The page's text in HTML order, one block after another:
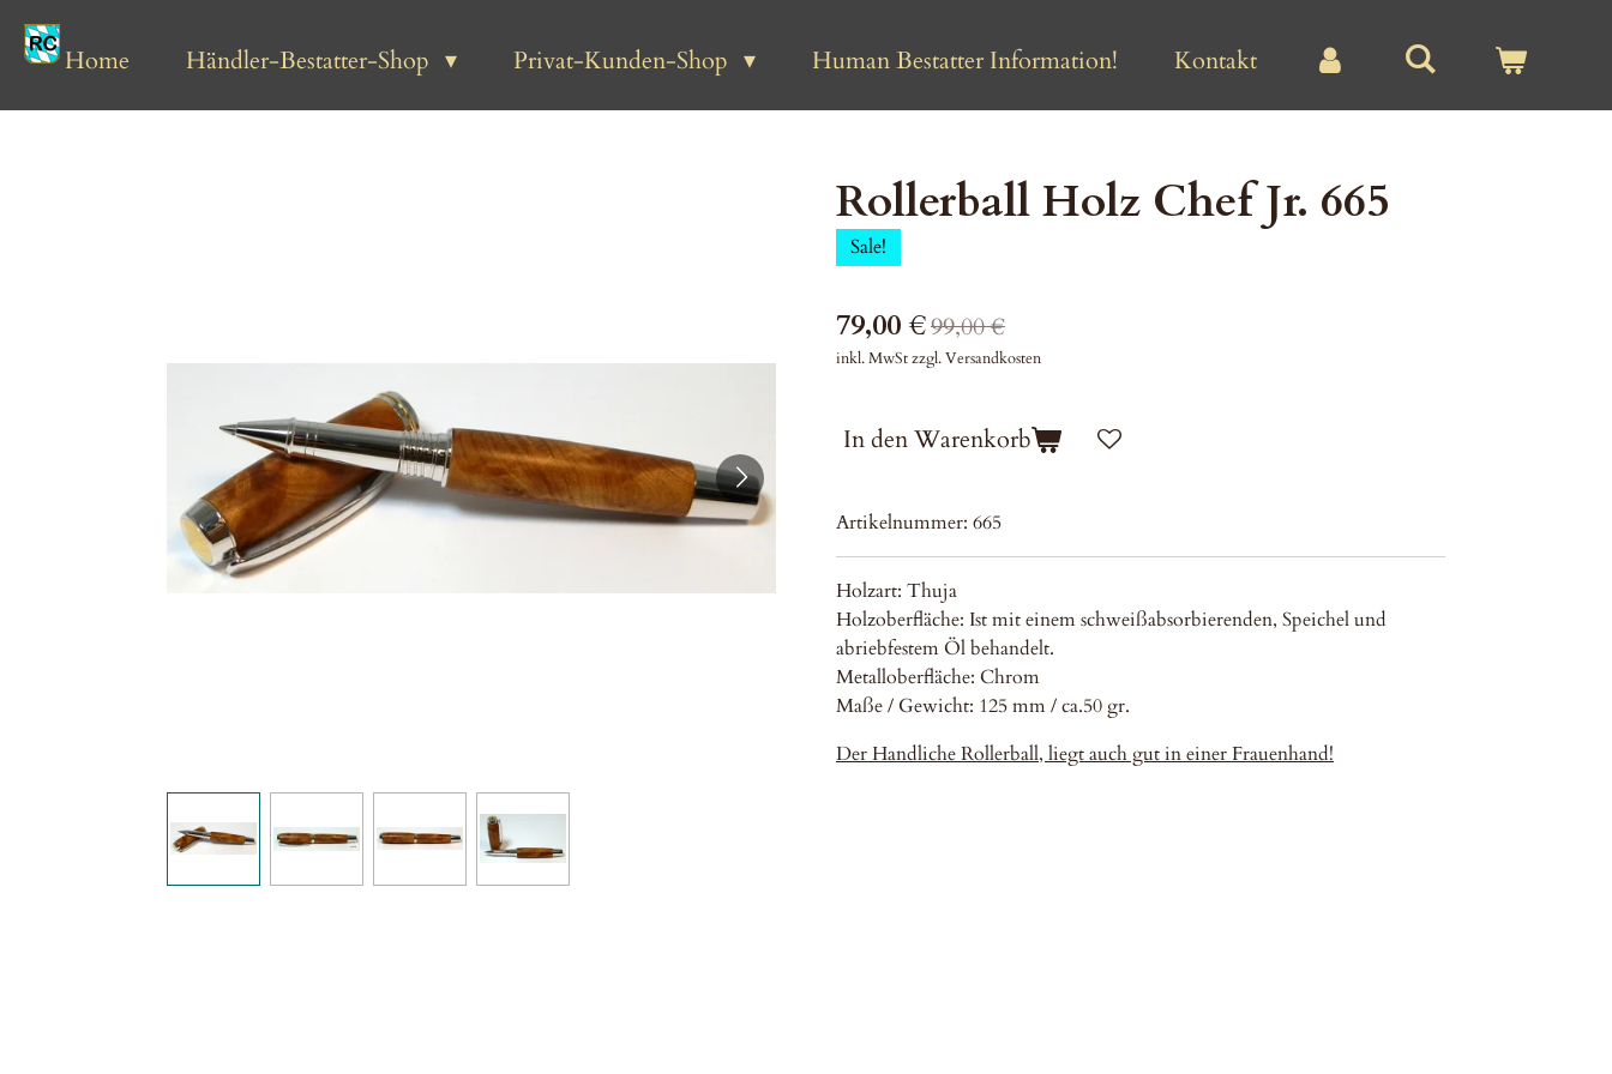
Zum
Hauptinhalt
Home Händler-Bestatter-Shop Privat-Kunden-Shop Human Bestatter Information! Kontakt
Rollerball Holz Chef Jr. 665
Sale!
79,00 €99,00 €
inkl. MwSt zzgl. Versandkosten
In den Warenkorb
Artikelnummer: 665
Holzart: Thuja
Holzoberfläche: Ist mit einem schweißabsorbierenden, Speichel und
abriebfestem Öl behandelt.
Metalloberfläche: Chrom
Maße / Gewicht: 125 mm / ca.50 gr.
Der Handliche Rollerball, liegt auch gut in einer Frauenhand!